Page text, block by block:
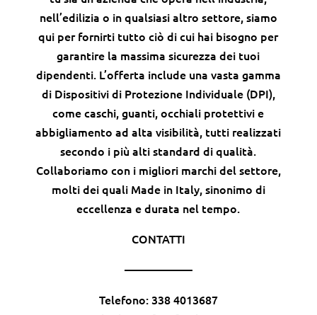
nell’edilizia o in qualsiasi altro settore, siamo
qui per fornirti tutto ciò di cui hai bisogno per
garantire la massima sicurezza dei tuoi
dipendenti. L’offerta include una vasta gamma
di Dispositivi di Protezione Individuale (DPI),
come caschi, guanti, occhiali protettivi e
abbigliamento ad alta visibilità, tutti realizzati
secondo i più alti standard di qualità.
Collaboriamo con i migliori marchi del settore,
molti dei quali Made in Italy, sinonimo di
eccellenza e durata nel tempo.
CONTATTI
——————
Telefono: 338 4013687